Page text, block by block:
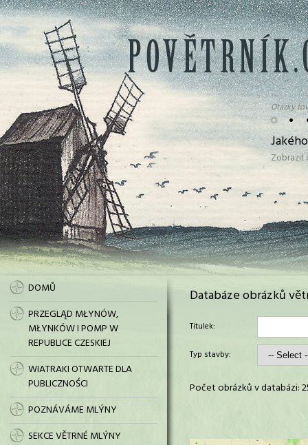
• •
Otázky
DOMŮ
PRZEGLĄD MŁYNÓW,
MŁYNKÓW I POMP W
REPUBLICE CZESKIEJ
WIATRAKI OTWARTE DLA
PUBLICZNOŚCI
POZNÁVÁME MLÝNY
SEKCE VĚTRNÉ MLÝNY
Databáze obrázků
Titulek:
Typ stavby:
Počet obrázků v databázi: